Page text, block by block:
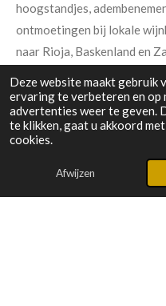
Deze website maakt gebruik
ervaring te verbeteren en op
advertenties weer te geven.
te klikken, gaat u akkoord
cookies.
Afwijzen
hoogstandjes,
ontmoetingen bij lokale
naar Rioja, Baskenland en
keren naar de hoofdstad.
noordelijkste deel van mijn
bekend staat om zijn
zee, maar ook om zijn
Lees meer »